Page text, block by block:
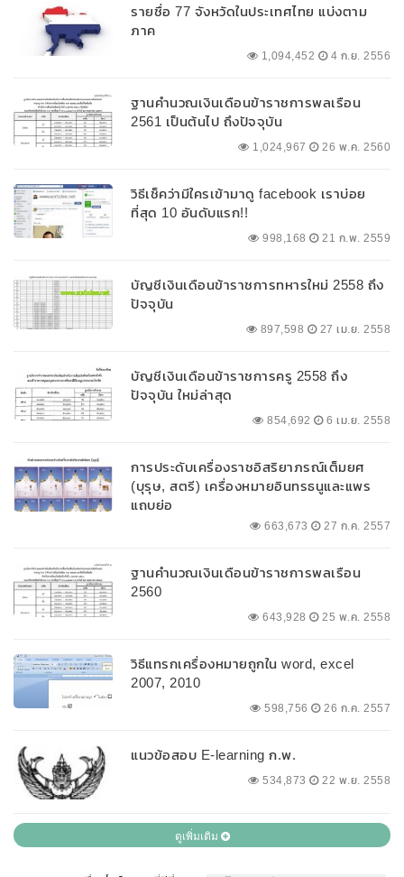
รายชื่อ 77 จังหวัดในประเทศไทย แบ่งตาม
ภาค
1,094,452 4 ก.ย. 2556
ฐานคำนวณเงินเดือนข้าราชการพลเรือน
2561 เป็นต้นไป ถึงปัจจุบัน
1,024,967 26 พ.ค. 2560
วิธีเช็คว่ามีใครเข้ามาดู facebook เราบ่อย
ที่สุด 10 อันดับแรก!!
998,168 21 ก.พ. 2559
บัญชีเงินเดือนข้าราชการทหารใหม่ 2558 ถึง
ปัจจุบัน
897,598 27 เม.ย. 2558
บัญชีเงินเดือนข้าราชการครู 2558 ถึง
ปัจจุบัน ใหม่ล่าสุด
854,692 6 เม.ย. 2558
การประดับเครื่องราชอิสริยาภรณ์เต็มยศ
(บุรุษ, สตรี) เครื่องหมายอินทรธนูและแพร
แถบย่อ
663,673 27 ก.ค. 2557
ฐานคำนวณเงินเดือนข้าราชการพลเรือน
2560
643,928 25 พ.ค. 2558
วิธีแทรกเครื่องหมายถูกใน word, excel
2007, 2010
598,756 26 ก.ค. 2557
แนวข้อสอบ E-learning ก.พ.
534,873 22 พ.ย. 2558
ดูเพิ่มเติม